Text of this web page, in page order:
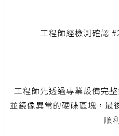
工程師經檢測確認
工程師先透過專業設備完
並鏡像異常的硬碟區塊，
順